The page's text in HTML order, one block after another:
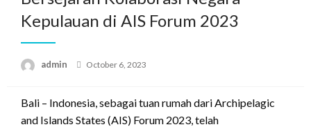
Kepulauan di AIS Forum 2023
admin
Posted
October 6, 2023
Bali – Indonesia, sebagai tuan rumah dari Archipelagic
and Islands States (AIS) Forum 2023, telah